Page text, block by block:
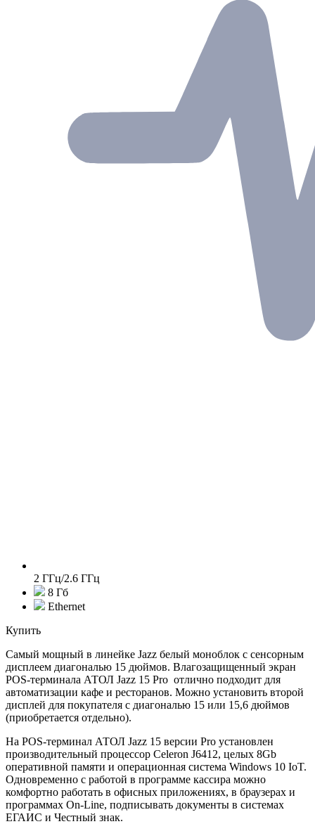
2 ГГц/2.6 ГГц
8 Гб
Ethernet
Купить
Самый мощный в линейке Jazz белый моноблок с сенсорным
дисплеем диагональю 15 дюймов. Влагозащищенный экран
POS-терминала АТОЛ Jazz 15 Pro отлично подходит для
автоматизации кафе и ресторанов. Можно установить второй
дисплей для покупателя с диагональю 15 или 15,6 дюймов
(приобретается отдельно).
На POS-терминал АТОЛ Jazz 15 версии Pro установлен
производительный процессор Celeron J6412, целых 8Gb
оперативной памяти и операционная система Windows 10 IoT.
Одновременно с работой в программе кассира можно
комфортно работать в офисных приложениях, в браузерах и
программах On-Line, подписывать документы в системах
ЕГАИС и Честный знак.